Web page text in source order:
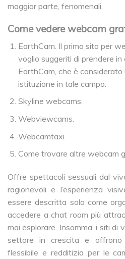
maggior parte, fenomenali.
Come vedere webcam
EarthCam. Il primo sito per
voglio suggeriti di prendere
EarthCam, che è considerato
istituzione in tale campo.
Skyline webcams.
Webviewcams.
Webcamtaxi.
Come trovare altre webcam
Offre spettacoli sessuali dal
ragionevoli e l’esperienza
essere descritta solo come
accedere a chat room più
mai esplorare. Insomma, i siti di
settore in crescita e offrono
flessibile e redditizia per le